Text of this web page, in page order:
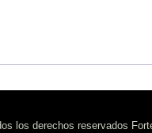
derechos reservados